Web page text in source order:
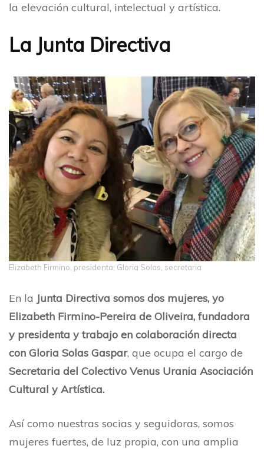
la elevación cultural, intelectual y artística.
La Junta Directiva
Elizabeth Firmino, presidenta; Gloria Solas, secretaria
En la Junta Directiva somos dos mujeres, yo
Elizabeth Firmino-Pereira de Oliveira, fundadora
y presidenta y trabajo en colaboración directa
con Gloria Solas Gaspar, que ocupa el cargo de
Secretaria del Colectivo Venus Urania Asociación
Cultural y Artística.
Así como nuestras socias y seguidoras, somos
mujeres fuertes, de luz propia, con una amplia